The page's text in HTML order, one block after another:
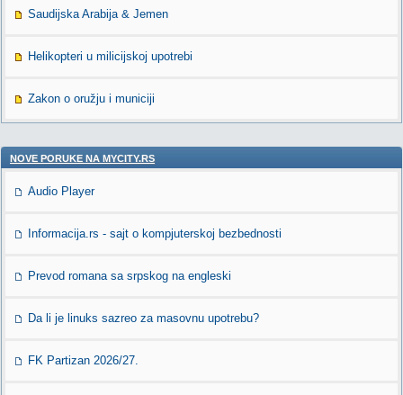
Saudijska Arabija & Jemen
Helikopteri u milicijskoj upotrebi
Zakon o oružju i municiji
NOVE PORUKE NA MYCITY.RS
Audio Player
Informacija.rs - sajt o kompjuterskoj bezbednosti
Prevod romana sa srpskog na engleski
Da li je linuks sazreo za masovnu upotrebu?
FK Partizan 2026/27.